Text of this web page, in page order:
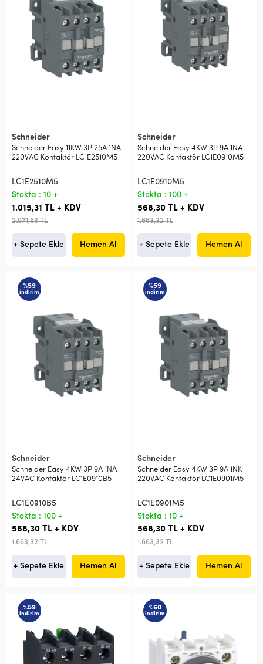
Schneider
Schneider Easy 11KW 3P 25A 1NA
220VAC Kontaktör LC1E2510M5
LC1E2510M5
Stokta : 10 +
1.015,31 TL + KDV
2.971,63 TL
+ Sepete Ekle Hemen Al
Schneider
Schneider Easy 4KW 3P 9A 1NA
220VAC Kontaktör LC1E0910M5
LC1E0910M5
Stokta : 100 +
568,30 TL + KDV
1.663,32 TL
+ Sepete Ekle Hemen Al
%59
indirim
Schneider
Schneider Easy 4KW 3P 9A 1NA
24VAC Kontaktör LC1E0910B5
LC1E0910B5
Stokta : 100 +
568,30 TL + KDV
1.663,32 TL
+ Sepete Ekle Hemen Al
%59
indirim
Schneider
Schneider Easy 4KW 3P 9A 1NK
220VAC Kontaktör LC1E0901M5
LC1E0901M5
Stokta : 10 +
568,30 TL + KDV
1.663,32 TL
+ Sepete Ekle Hemen Al
%59
indirim
%60
indirim